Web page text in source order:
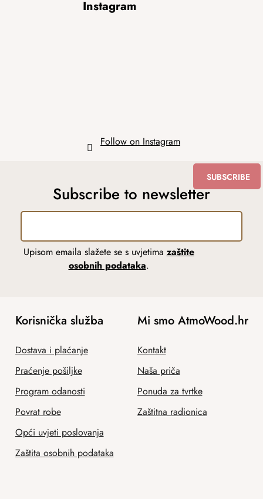
Instagram
Follow on Instagram
Subscribe to newsletter
Upisom emaila slažete se s uvjetima zaštite
osobnih podataka.
SUBSCRIBE
Korisnička služba
Dostava i plaćanje
Praćenje pošiljke
Program odanosti
Povrat robe
Opći uvjeti poslovanja
Zaštita osobnih podataka
Mi smo AtmoWood.hr
Kontakt
Naša priča
Ponuda za tvrtke
Zaštitna radionica